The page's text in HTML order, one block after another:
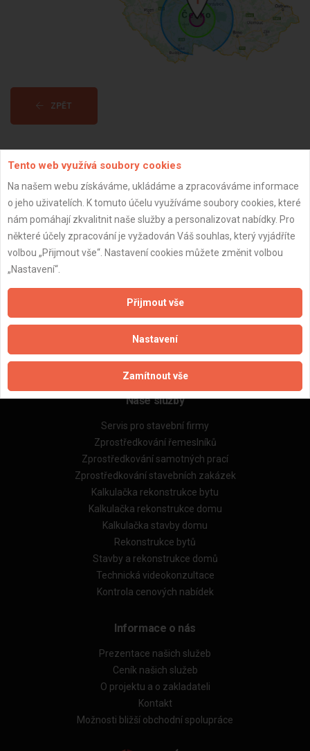
ZPĚT
Důležité informace
Zásady pro používání souborů cookie
Naše excelové tabulky online
Naše služby
Servis pro stavební firmy
Zprostředkování řemeslníků
Zprostředkování samotných prací
Zprostředkování stavebních zakázek
Kalkulačka rekonstrukce bytu
Kalkulačka rekonstrukce domu
Kalkulačka stavby domu
Rekonstrukce bytů
Stavby a rekonstrukce domů
Technická videokonzultace
Kontrola cenových nabídek
Informace o nás
Prezentace našich služeb
Ceník našich služeb
O projektu a o zakladateli
Kontakt
Možnosti bližší obchodní spolupráce
Tento web využívá soubory cookies
Na našem webu získáváme, ukládáme a zpracováváme informace
o jeho uživatelích. K tomuto účelu využíváme soubory cookies, které
nám pomáhají zkvalitnit naše služby a personalizovat nabídky. Pro
některé účely zpracování je vyžadován Váš souhlas, který vyjádříte
volbou „Přijmout vše“. Nastavení cookies můžete změnit volbou
„Nastavení“.
Přijmout vše
Nastavení
Zamítnout vše